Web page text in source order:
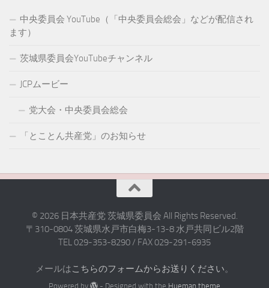
中央委員会 YouTube（「中央委員会総会」などが配信され
ます）
茨城県委員会YouTubeチャンネル
JCPムービー
党大会・中央委員会総会
「とことん共産党」のお知らせ
© 2026 日本共産党 茨城県委員会 All Rights Reserved.
〒310-0804 茨城県水戸市白梅3-13-8 水戸共同ビル2階
TEL 029-353-8290 / FAX 029-291-6935
メールはこちらのフォームからお送りください。
Powered by - Designed with the Hueman theme